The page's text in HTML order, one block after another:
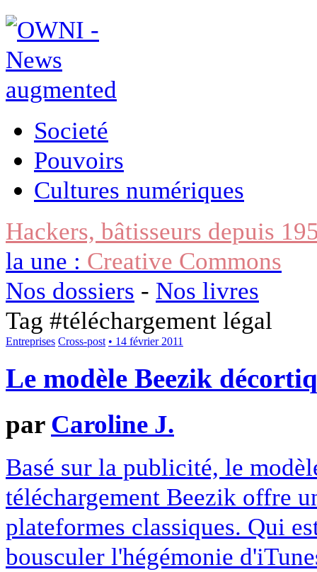
Societé
Pouvoirs
Cultures numériques
Hackers, bâtisseurs depuis
la une : Creative Commons
Nos dossiers - Nos livres
Tag #téléchargement légal
Entreprises Cross-post • 14 février 2011
Le modèle Beezik
par Caroline J.
Basé sur la publicité, le
téléchargement Beezik offre
plateformes classiques. Qui
bousculer l'hégémonie